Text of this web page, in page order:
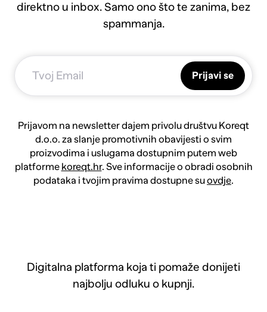
direktno u inbox. Samo ono što te zanima, bez
spammanja.
Prijavi se
Prijavom na newsletter dajem privolu društvu Koreqt
d.o.o. za slanje promotivnih obavijesti o svim
proizvodima i uslugama dostupnim putem web
platforme koreqt.hr. Sve informacije o obradi osobnih
podataka i tvojim pravima dostupne suovdje.
Digitalna platforma koja ti pomaže donijeti
najbolju odluku o kupnji.